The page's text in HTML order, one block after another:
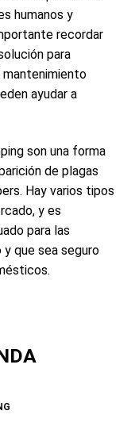
humanos y
recordar
para
mantenimiento
ayudar a
son una forma
de plagas
Hay varios tipos
y es
para las
que sea seguro